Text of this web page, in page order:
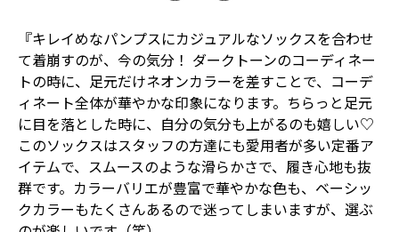
『キレイめなパンプスにカジュアルなソックスを合わせ
て着崩すのが、今の気分！ ダークトーンのコーディネー
トの時に、足元だけネオンカラーを差すことで、コーデ
ィネート全体が華やかな印象になります。ちらっと足元
に目を落とした時に、自分の気分も上がるのも嬉しい♡
このソックスはスタッフの方達にも愛用者が多い定番ア
イテムで、スムースのような滑らかさで、履き心地も抜
群です。カラーバリエが豊富で華やかな色も、ベーシッ
クカラーもたくさんあるので迷ってしまいますが、選ぶ